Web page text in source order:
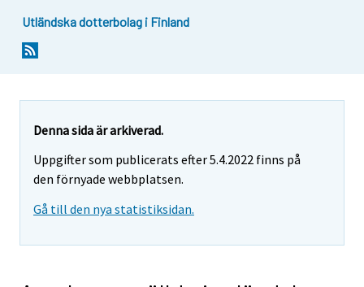
Utländska dotterbolag i Finland
Denna sida är arkiverad.
Uppgifter som publicerats efter 5.4.2022 finns på
den förnyade webbplatsen.
Gå till den nya statistiksidan.